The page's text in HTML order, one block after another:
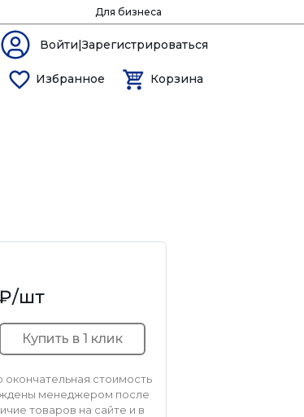
Для бизнеса
Войти|Зарегистрироваться
Избранное Корзина
/шт
Купить в 1 клик
стоимость
менеджером после
товаров на сайте и в